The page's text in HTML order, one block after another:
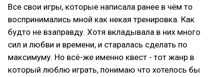
Все свои игры, которые написала ранее в чём то
воспринимались мной как некая тренировка. Как
будто не взаправду. Хотя вкладывала в них много
сил и любви и времени, и старалась сделать по
максимуму. Но всё-же именно квест - тот жанр в
который люблю играть, понимаю что хотелось бы